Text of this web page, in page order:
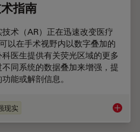
指南
术（AR）正在迅速改变医疗
以在手术视野内以数字叠加的
医生提供有关荧光区域的更多
同系统的数据叠加来增强，提
能或解剖信息。
现实 显微外